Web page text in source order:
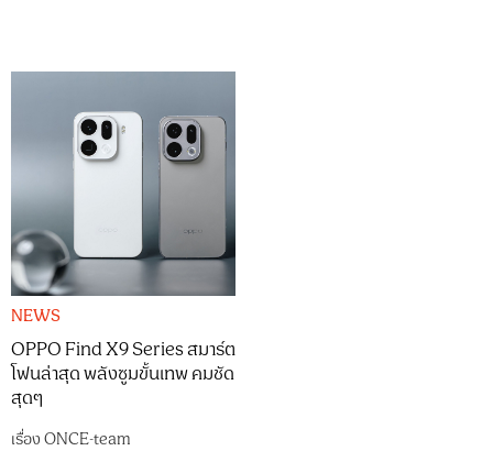
NEWS
OPPO Find X9 Series สมาร์ต
โฟนล่าสุด พลังซูมขั้นเทพ คมชัด
สุดๆ
เรื่องONCE-team